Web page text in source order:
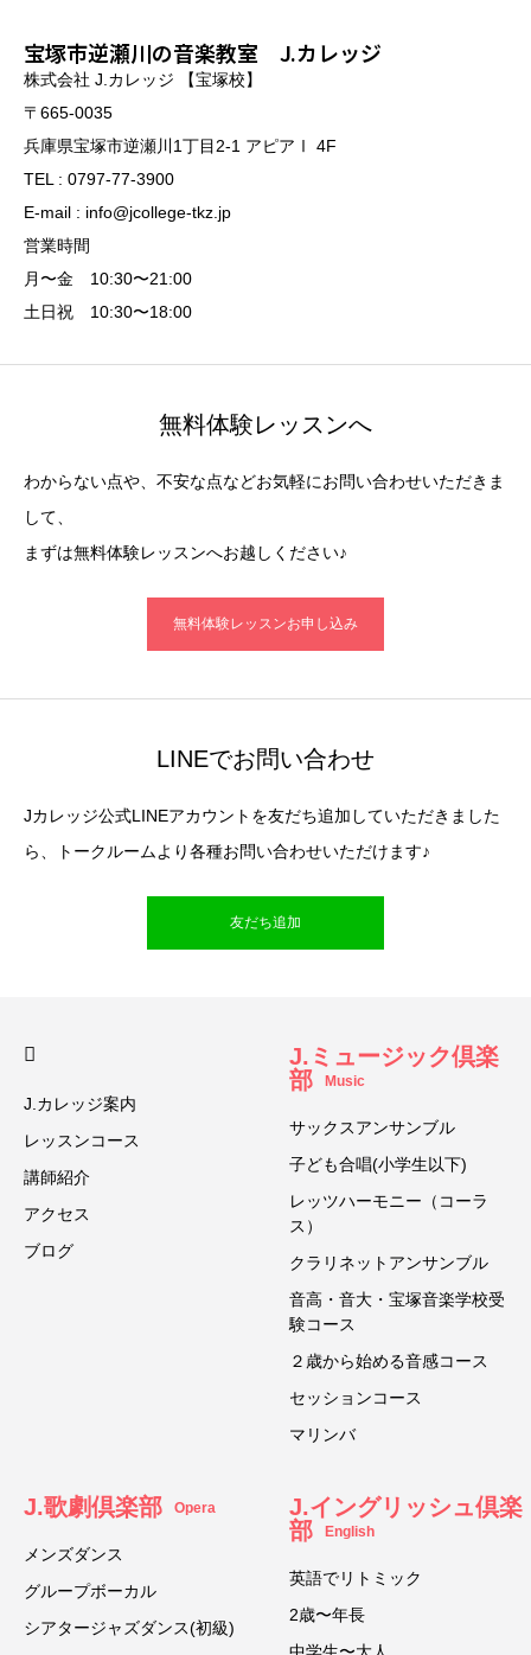
宝塚市逆瀬川の音楽教室 J.カレッジ
株式会社 J.カレッジ 【宝塚校】
〒665-0035
兵庫県宝塚市逆瀬川1丁目2-1 アピアⅠ 4F
TEL : 0797-77-3900
E-mail : info@jcollege-tkz.jp
営業時間
月〜金 10:30〜21:00
土日祝 10:30〜18:00
無料体験レッスンへ
わからない点や、不安な点などお気軽にお問い合わせいただきま
して、
まずは無料体験レッスンへお越しください♪
無料体験レッスンお申し込み
LINEでお問い合わせ
Jカレッジ公式LINEアカウントを友だち追加していただきました
ら、トークルームより各種お問い合わせいただけます♪
友だち追加
J.カレッジ案内
レッスンコース
講師紹介
アクセス
ブログ
J.ミュージック倶楽
部
Music
サックスアンサンブル
子ども合唱(小学生以下)
レッツハーモニー（コーラ
ス）
クラリネットアンサンブル
音高・音大・宝塚音楽学校受
験コース
２歳から始める音感コース
セッションコース
マリンバ
J.歌劇倶楽部 Opera
メンズダンス
グループボーカル
シアタージャズダンス(初級)
J.イングリッシュ倶楽
部
English
英語でリトミック
2歳〜年長